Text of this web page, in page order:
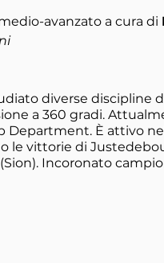
avanzato a cura di
diverse discipline
a 360 gradi.
Department. È attivo
le vittorie di
Incoronato